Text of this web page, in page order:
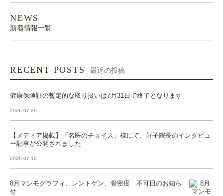
NEWS
新着情報一覧
RECENT POSTS 最近の投稿
健康保険証の暫定的な取り扱いは7月31日で終了となります
2026.07.29
【メディア掲載】「名医のチョイス」様にて、荘子院長のインタビュ
ー記事が公開されました
2026.07.10
8月マンモグラフィ、レントゲン、骨密度 不可日のお知ら
せ